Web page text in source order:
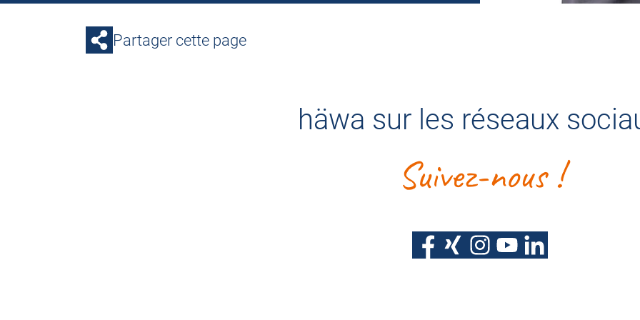
Partager cette page
häwa sur les réseaux
Suivez-nous !